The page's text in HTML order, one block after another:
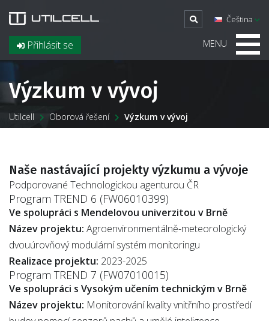
Přihlásit se
Čeština
MENU
Výzkum v vývoj
Utilcell Oborová řešení Výzkum v vývoj
Naše nastávající projekty výzkumu a vývoje
Podporované Technologickou agenturou ČR
Program TREND 6 (FW06010399)
Ve spolupráci s Mendelovou univerzitou v Brně
Název projektu: Agroenvironmentálně-meteorologický
dvouúrovňový modulární systém monitoringu
Realizace projektu: 2023-2025
Program TREND 7 (FW07010015)
Ve spolupráci s Vysokým učením technickým v Brně
Název projektu: Monitorování kvality vnitřního prostředí